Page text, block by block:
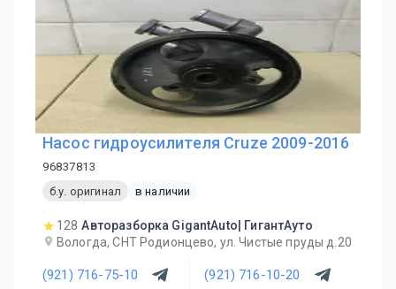
Насос гидроусилителя Cruze 2009-2016
96837813
б.у. оригинал
в наличии
128 Авторазборка GigantAuto| ГигантАуто
Вологда, СНТ Родионцево, ул. Чистые пруды д.20
(921) 716-75-10 (921) 716-10-20